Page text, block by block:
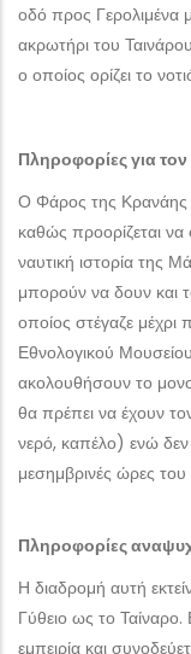
οδό προς Γερολιμένα
ακρωτήρι του
ο οποίος ορίζει το
Πληροφορίες για
Ο Φάρος της Κρανάης
καθώς προορίζεται να
ναυτική ιστορία της
μπορούν να δουν και
οποίος στέγαζε μέχρι
Εθνολογικού
ακολουθήσουν το
θα πρέπει να έχουν
νερό, καπέλο) ενώ
μεσημβρινές ώρες του
Πληροφορίες
Η διαδρομή αυτή
Γύθειο ως το Ταίναρο.
εμπειρία και